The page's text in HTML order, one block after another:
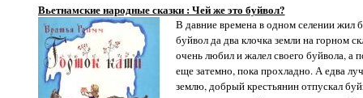
Вьетнамские народные сказки : Чей же это буйвол?
В давние времена в одном селении жил
буйвол да два клочка земли на горном
очень любил и жалел своего буйвола, а
еще затемно, пока прохладно. А едва
землю, добрый крестьянин отпускал